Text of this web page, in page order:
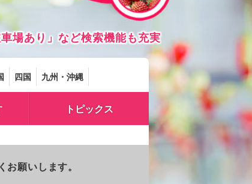
場あり」など検索機能も充実
四国 九州・沖縄
トピックス
願いします。